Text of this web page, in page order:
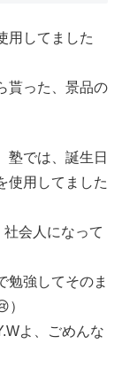
用してました
貰った、景品の
塾では、誕生日
使用してました
会人になって
勉強してそのま
よ、ごめんな